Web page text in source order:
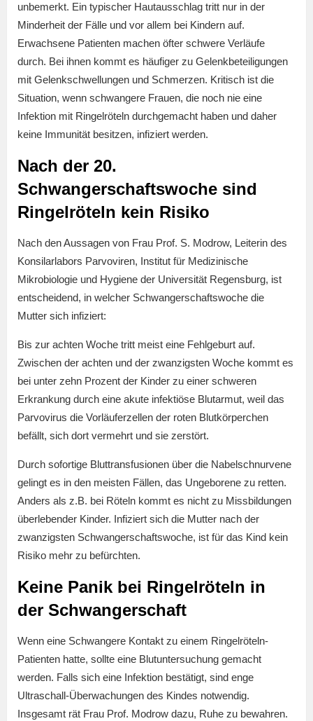
unbemerkt. Ein typischer Hautausschlag tritt nur in der
Minderheit der Fälle und vor allem bei Kindern auf.
Erwachsene Patienten machen öfter schwere Verläufe
durch. Bei ihnen kommt es häufiger zu Gelenkbeteiligungen
mit Gelenkschwellungen und Schmerzen. Kritisch ist die
Situation, wenn schwangere Frauen, die noch nie eine
Infektion mit Ringelröteln durchgemacht haben und daher
keine Immunität besitzen, infiziert werden.
Nach der 20.
Schwangerschaftswoche sind
Ringelröteln kein Risiko
Nach den Aussagen von Frau Prof. S. Modrow, Leiterin des
Konsilarlabors Parvoviren, Institut für Medizinische
Mikrobiologie und Hygiene der Universität Regensburg, ist
entscheidend, in welcher Schwangerschaftswoche die
Mutter sich infiziert:
Bis zur achten Woche tritt meist eine Fehlgeburt auf.
Zwischen der achten und der zwanzigsten Woche kommt es
bei unter zehn Prozent der Kinder zu einer schweren
Erkrankung durch eine akute infektiöse Blutarmut, weil das
Parvovirus die Vorläuferzellen der roten Blutkörperchen
befällt, sich dort vermehrt und sie zerstört.
Durch sofortige Bluttransfusionen über die Nabelschnurvene
gelingt es in den meisten Fällen, das Ungeborene zu retten.
Anders als z.B. bei Röteln kommt es nicht zu Missbildungen
überlebender Kinder. Infiziert sich die Mutter nach der
zwanzigsten Schwangerschaftswoche, ist für das Kind kein
Risiko mehr zu befürchten.
Keine Panik bei Ringelröteln in
der Schwangerschaft
Wenn eine Schwangere Kontakt zu einem Ringelröteln-
Patienten hatte, sollte eine Blutuntersuchung gemacht
werden. Falls sich eine Infektion bestätigt, sind enge
Ultraschall-Überwachungen des Kindes notwendig.
Insgesamt rät Frau Prof. Modrow dazu, Ruhe zu bewahren.